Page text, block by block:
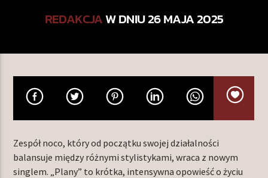
TERAZ GRAMY
WAITING FOR THE RAIN
REDAKCJAW DNIU 26 MAJA 2025
Zespół noco, który od początku swojej działalności
balansuje między różnymi stylistykami, wraca z nowym
singlem. „Plany” to krótka, intensywna opowieść o życiu